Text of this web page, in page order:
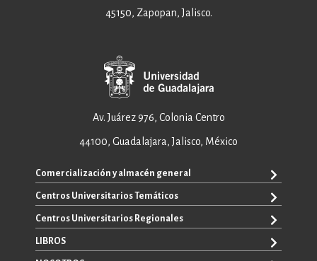
45150, Zapopan, Jalisco.
Av. Juárez 976, Colonia Centro
44100, Guadalajara, Jalisco, México
Comercialización y almacén general
+52 33 3640 6326
+52 33 3640 4595
ventas@editorial.udg.mx
Centros Universitarios Temáticos
CUAAD
CUCEA
Centros Universitarios Regionales
CUALTOS
LIBROS